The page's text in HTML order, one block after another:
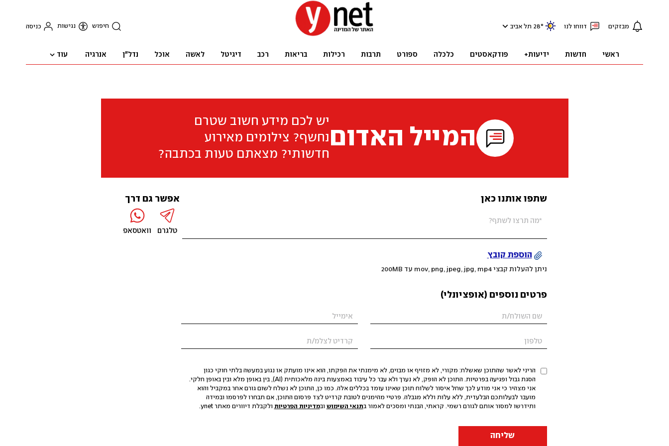
מבזקים דווחו לנו 28° תל אביב חיפוש נגישות כניסה
ראשי חדשות ידיעות+ פודקאסטים כלכלה ספורט תרבות רכילות בריאות רכב דיגיטל לאשה אוכל נדל"ן אנרגיה עוד
המייל האדום
יש לכם מידע חשוב שטרם
נחשף? צילומים מאירוע
חדשותי? מצאתם טעות בכתבה?
שתפו אותנו כאן
הוספת קובץ
ניתן להעלות קבצי mov, png, jpeg, jpg, mp4 עד 200MB
פרטים נוספים (אופציונלי)
הריני לאשר שהתוכן שאשלח: מקורי, לא מזויף או מבוים, לא מימנתי את הפקתו, הוא אינו מועתק או נגוע במעשה בלתי חוקי כגון
הסגת גבול ופגיעה בפרטיות. התוכן לא הופק, לא נערך ולא עבר כל עיבוד באמצעות בינה מלאכותית (AI), בין באופן מלא ובין באופן חלקי.
אני מצהיר כי אני מודע לכך שחל איסור לשלוח תוכן שאינו עומד בכללים אלה. כמו כן, התוכן לא נשלח לשום גורם אחר במקביל והוא
מועבר לבעלותכם הבלעדית, ללא עלות וללא מגבלה. פרטיי מהימנים לטובת קרדיט לצד פרסום התוכן, אם תבחרו לפרסמו ובמידה
ותידרשו למסור אותם לגורם רשמי. קראתי, הבנתי ומסכים לאמור בתנאי השימוש ובמדיניות הפרטיות ולקבלת דיוורים מאתר ynet.
שליחה
אפשר גם דרך
טלגרם וואטסאפ